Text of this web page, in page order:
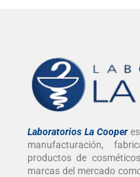
Laboratorios La Cooperes
manufacturación,
productos de
marcas del mercado